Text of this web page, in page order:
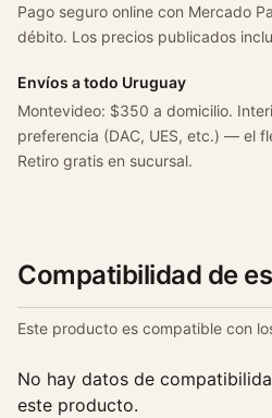
Pago seguro online con Mercado
débito. Los precios publicados
Envíos a todo Uruguay
Montevideo: $350 a domicilio.
preferencia (DAC, UES, etc.) — el
Retiro gratis en sucursal.
Compatibilidad de
Este producto es compatible con
No hay datos de
este producto.